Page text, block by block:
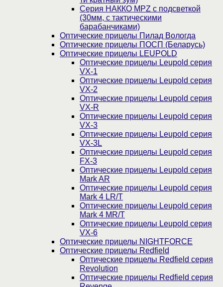
Серия НАККО MPZ с подсветкой
(30мм, c тактическими
барабанчиками)
Оптические прицелы Пилад Вологда
Оптические прицелы ПОСП (Беларусь)
Оптические прицелы LEUPOLD
Оптические прицелы Leupold серия
VX-1
Оптические прицелы Leupold серия
VX-2
Оптические прицелы Leupold серия
VX-R
Оптические прицелы Leupold серия
VX-3
Оптические прицелы Leupold серия
VX-3L
Оптические прицелы Leupold серия
FX-3
Оптические прицелы Leupold серия
Mark AR
Оптические прицелы Leupold серия
Mark 4 LR/T
Оптические прицелы Leupold серия
Mark 4 MR/T
Оптические прицелы Leupold серия
VX-6
Оптические прицелы NIGHTFORCE
Оптические прицелы Redfield
Оптические прицелы Redfield серия
Revolution
Оптические прицелы Redfield серия